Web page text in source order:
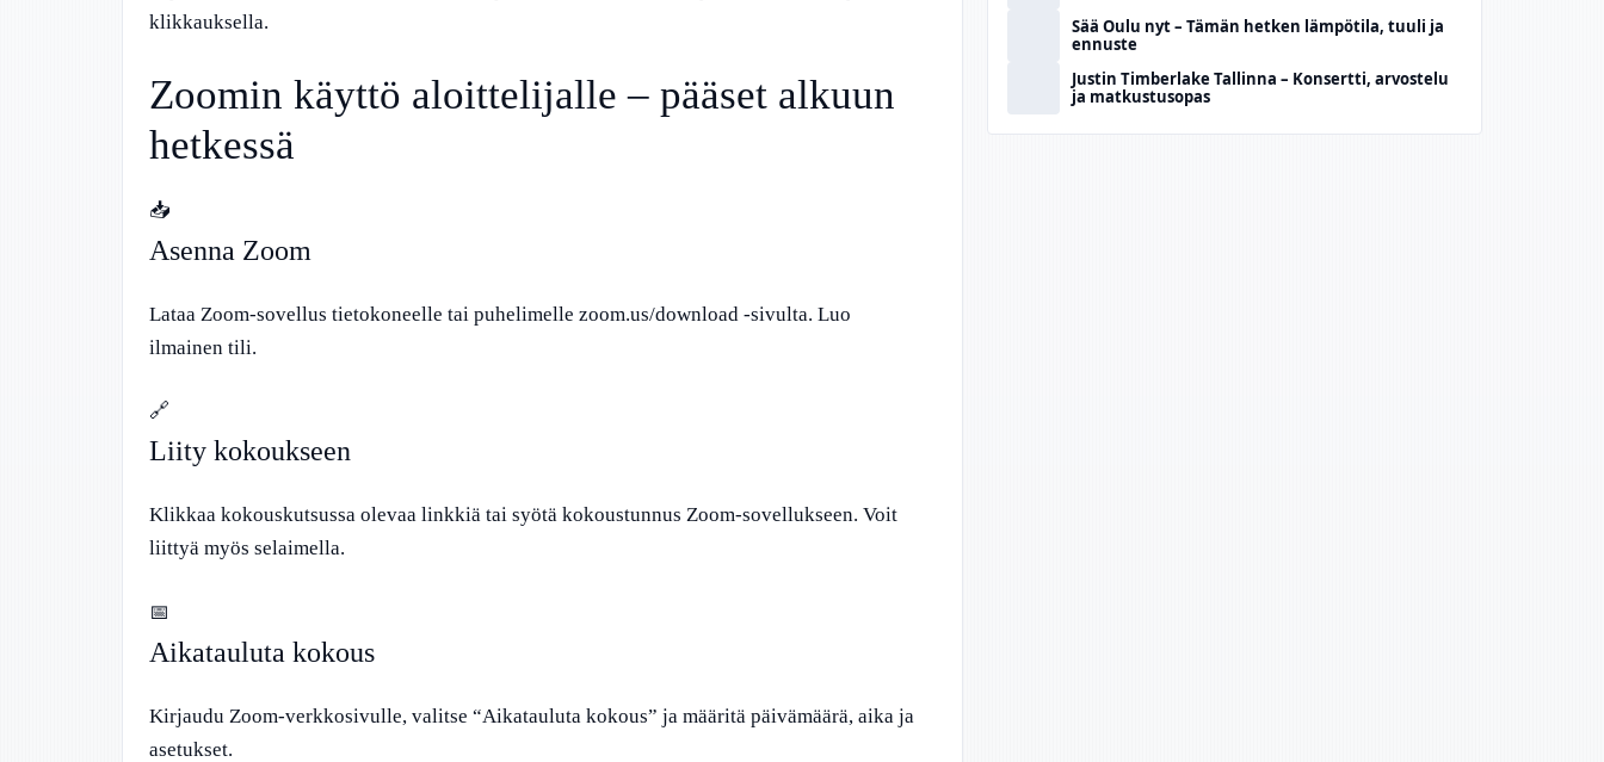
klikkauksella.
Zoomin käyttö aloittelijalle – pääset alkuun
hetkessä
📥
Asenna Zoom
Lataa Zoom-sovellus tietokoneelle tai puhelimelle zoom.us/download -sivulta. Luo
ilmainen tili.
🔗
Liity kokoukseen
Klikkaa kokouskutsussa olevaa linkkiä tai syötä kokoustunnus Zoom-sovellukseen. Voit
liittyä myös selaimella.
📅
Aikatauluta kokous
Kirjaudu Zoom-verkkosivulle, valitse “Aikatauluta kokous” ja määritä päivämäärä, aika ja
asetukset.
Sää Oulu nyt – Tämän hetken lämpötila, tuuli ja
ennuste
Justin Timberlake Tallinna – Konsertti, arvostelu
ja matkustusopas